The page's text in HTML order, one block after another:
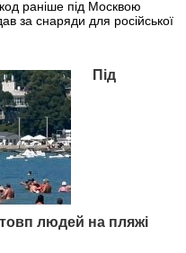
раніше під Москвою
за снаряди для російської
Під
людей на пляжі